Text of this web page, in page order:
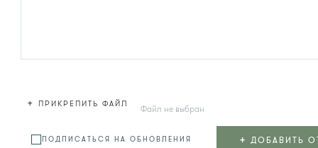
+ ПРИКРЕПИТЬ ФАЙЛ Файл не выбран
ПОДПИСАТЬСЯ НА ОБНОВЛЕНИЯ + ДОБАВИТЬ